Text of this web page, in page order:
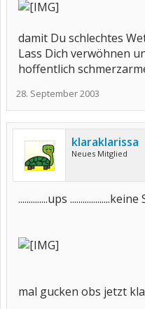
damit Du schlechtes
Lass Dich verwöhnen
hoffentlich
28. September 2003
klaraklarissa
Neues Mitglied
..............ups
mal gucken obs jetzt